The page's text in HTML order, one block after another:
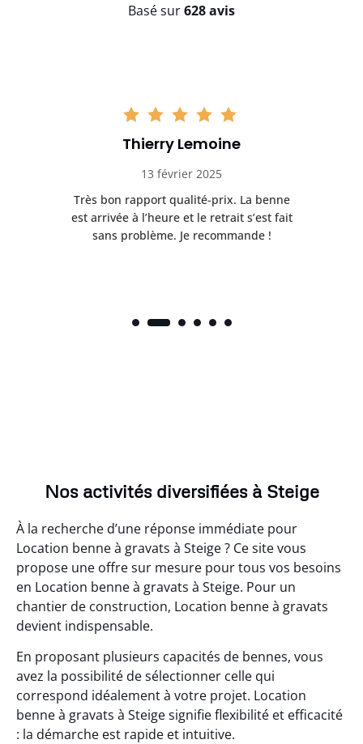
Basé sur628 avis
Thierry Lemoine
13 février 2025
Très bon rapport qualité-prix. La benne
est arrivée à l’heure et le retrait s’est fait
sans problème. Je recommande !
Nos activités diversifiées à Steige
À la recherche d’une réponse immédiate pour
Location benne à gravats à Steige ? Ce site vous
propose une offre sur mesure pour tous vos besoins
en Location benne à gravats à Steige. Pour un
chantier de construction, Location benne à gravats
devient indispensable.
En proposant plusieurs capacités de bennes, vous
avez la possibilité de sélectionner celle qui
correspond idéalement à votre projet. Location
benne à gravats à Steige signifie flexibilité et efficacité
: la démarche est rapide et intuitive.